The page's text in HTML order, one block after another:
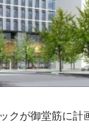
クが御堂筋に